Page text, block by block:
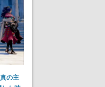
の主